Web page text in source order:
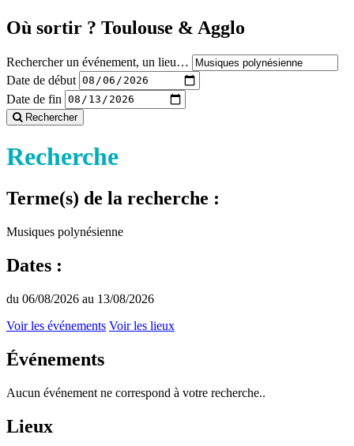
Où sortir ? Toulouse & Agglo
Rechercher un événement, un lieu…
Date de début
Date de fin
Rechercher
Recherche
Terme(s) de la recherche :
Musiques polynésienne
Dates :
du 06/08/2026 au 13/08/2026
Voir les événements Voir les lieux
Événements
Aucun événement ne correspond à votre recherche..
Lieux